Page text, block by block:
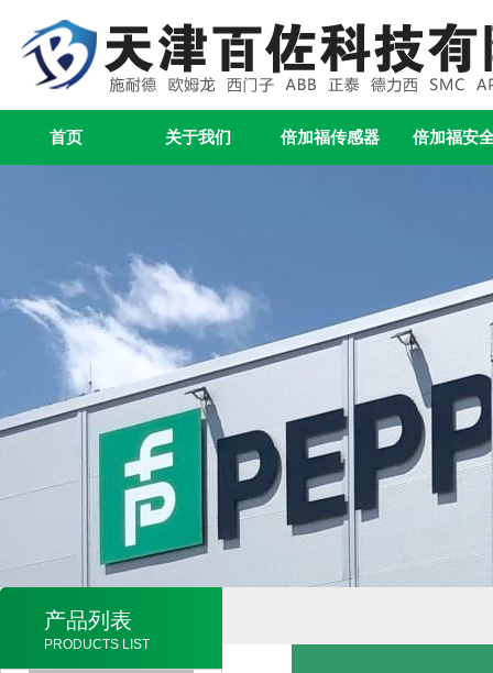
首页 关于我们 倍加福传感器 倍加福安
产品列表
PRODUCTS LIST